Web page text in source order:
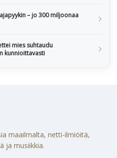
– jo 300 miljoonaa
mies suhtaudu
kunnioittavasti
maailmalta, netti-ilmiöitä,
ja musiikkia.